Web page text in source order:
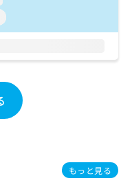
もっと見る